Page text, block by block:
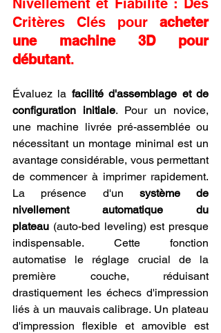
Critères Clés pour acheter
une machine 3D pour
débutant.
Évaluez la facilité d'assemblage et de
configuration initiale. Pour un novice,
une machine livrée pré-assemblée ou
nécessitant un montage minimal est un
avantage considérable, vous permettant
de commencer à imprimer rapidement.
La présence d'un système de
nivellement automatique du
plateau (auto-bed leveling) est presque
indispensable. Cette fonction
automatise le réglage crucial de la
première couche, réduisant
drastiquement les échecs d'impression
liés à un mauvais calibrage. Un plateau
d'impression flexible et amovible est